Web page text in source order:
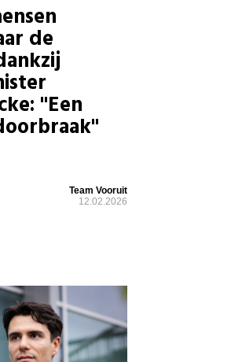
de
"Een
Team Vooruit
12.02.2026